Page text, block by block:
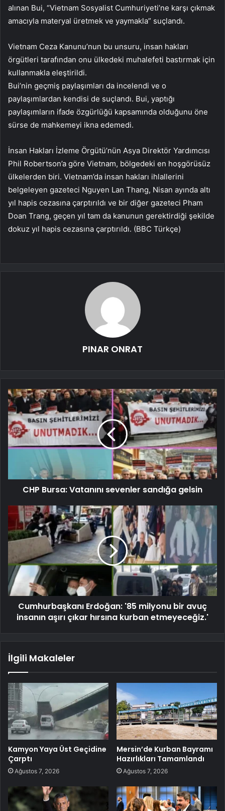
alınan Bui, “Vietnam Sosyalist Cumhuriyeti’ne karşı çıkmak
amacıyla materyal üretmek ve yaymakla” suçlandı.
Vietnam Ceza Kanunu’nun bu unsuru, insan hakları
örgütleri tarafından onu ülkedeki muhalefeti bastırmak için
kullanmakla eleştirildi.
Bui’nin geçmiş paylaşımları da incelendi ve o
paylaşımlardan kendisi de suçlandı. Bui, yaptığı
paylaşımların ifade özgürlüğü kapsamında olduğunu öne
sürse de mahkemeyi ikna edemedi.
İnsan Hakları İzleme Örgütü’nün Asya Direktör Yardımcısı
Phil Robertson’a göre Vietnam, bölgedeki en hoşgörüsüz
ülkelerden biri. Vietnam’da insan hakları ihlallerini
belgeleyen gazeteci Nguyen Lan Thang, Nisan ayında altı
yıl hapis cezasına çarptırıldı ve bir diğer gazeteci Pham
Doan Trang, geçen yıl tam da kanunun gerektirdiği şekilde
dokuz yıl hapis cezasına çarptırıldı. (BBC Türkçe)
PINAR ONRAT
CHP Bursa: Vatanını sevenler sandığa gelsin
Cumhurbaşkanı Erdoğan: '85 milyonu bir avuç
insanın aşırı çıkar hırsına kurban etmeyeceğiz.'
İlgili Makaleler
Kamyon Yaya Üst Geçidine
Çarptı
Ağustos 7, 2026
Mersin’de Kurban Bayramı
Hazırlıkları Tamamlandı
Ağustos 7, 2026